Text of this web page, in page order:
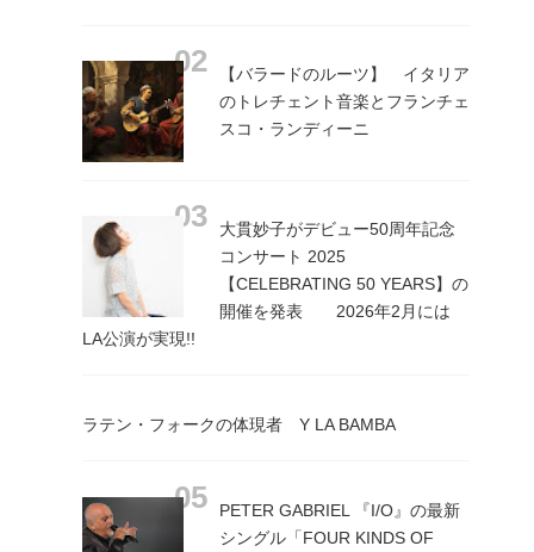
【バラードのルーツ】 イタリア
のトレチェント音楽とフランチェ
スコ・ランディーニ
大貫妙子がデビュー50周年記念
コンサート 2025
【CELEBRATING 50 YEARS】の
開催を発表 2026年2月には
LA公演が実現!!
ラテン・フォークの体現者 Y LA BAMBA
PETER GABRIEL 『I/O』の最新
シングル「FOUR KINDS OF